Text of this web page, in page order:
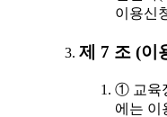
이용신
제 7 조 (이
① 교육
에는 이